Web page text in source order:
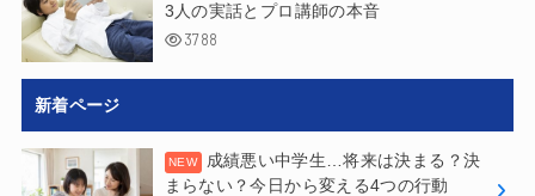
3人の実話とプロ講師の本音
3788
新着ページ
成績悪い中学生…将来は決まる？決
まらない？今日から変える4つの行動